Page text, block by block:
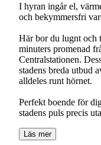
I hyran ingår el,
och bekymmersfri
Här bor du lugnt och
minuters promenad
Centralstationen.
stadens breda utbud
alldeles runt hörnet.
Perfekt boende för
stadens puls precis
Läs mer